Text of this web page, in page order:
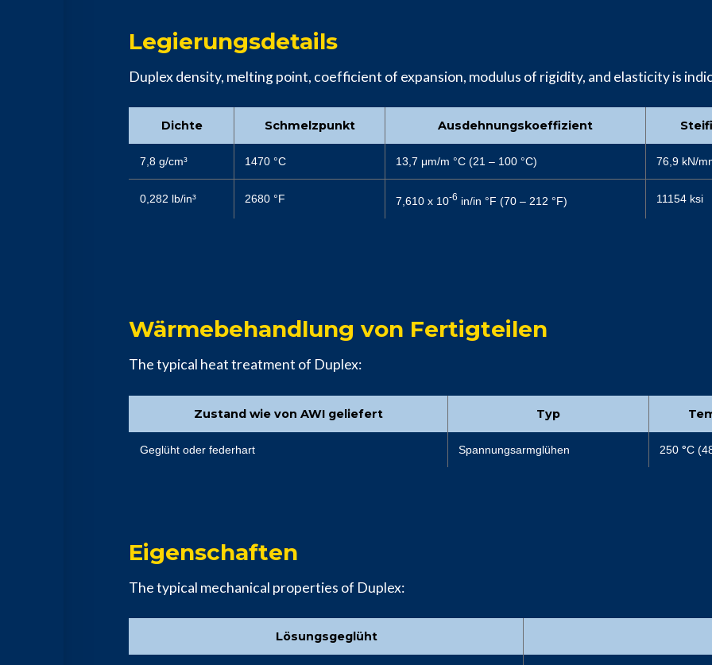
Legierungsdetails
Duplex density, melting point, coefficient of expansion, modulus of rigidity, and elasticity is
Dichte Schmelzpunkt Ausdehnungskoeffizient
7,8 g/cm³ 1470 °C 13,7 μm/m °C (21 – 100 °C) 76,9 kN/
0,282 lb/in³ 2680 °F 7,610 x 10-6 in/in °F (70 – 212 °F) 11154 ksi
Wärmebehandlung von Fertigteilen
The typical heat treatment of Duplex:
Zustand wie von AWI geliefert Typ
Geglüht oder federhart Spannungsarmglühen 250 °C
Eigenschaften
The typical mechanical properties of Duplex:
Lösungsgeglüht